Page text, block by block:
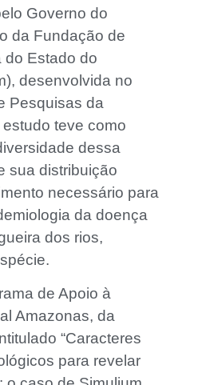
Governo do
da Fundação de
do Estado do
desenvolvida no
Pesquisas da
teve como
dessa
sua distribuição
necessário para
da doença
dos rios,
de Apoio à
Amazonas, da
“Caracteres
para revelar